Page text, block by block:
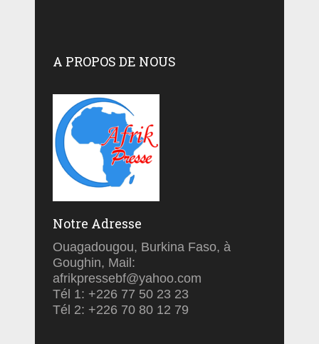
A PROPOS DE NOUS
Notre Adresse
Ouagadougou, Burkina Faso, à
Goughin, Mail:
afrikpressebf@yahoo.com
Tél 1: +226 77 50 23 23
Tél 2: +226 70 80 12 79